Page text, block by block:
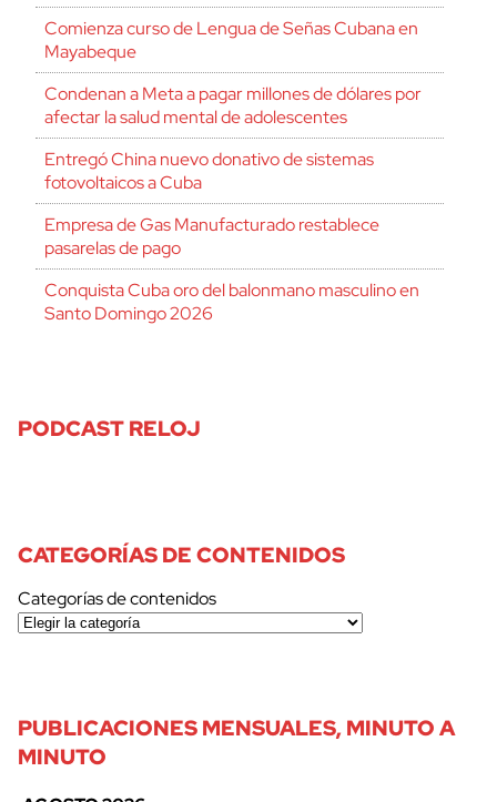
Comienza curso de Lengua de Señas Cubana en
Mayabeque
Condenan a Meta a pagar millones de dólares por
afectar la salud mental de adolescentes
Entregó China nuevo donativo de sistemas
fotovoltaicos a Cuba
Empresa de Gas Manufacturado restablece
pasarelas de pago
Conquista Cuba oro del balonmano masculino en
Santo Domingo 2026
PODCAST RELOJ
CATEGORÍAS DE CONTENIDOS
Categorías de contenidos
PUBLICACIONES MENSUALES, MINUTO A
MINUTO